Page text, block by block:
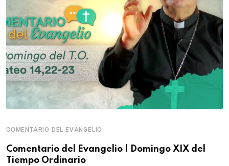
COMENTARIO DEL EVANGELIO
Comentario del Evangelio | Domingo XIX del
Tiempo Ordinario